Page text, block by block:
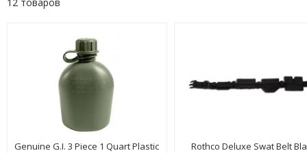
Genuine G.I. 3 Piece 1 Quart Plastic
Rothco Deluxe Swat Belt